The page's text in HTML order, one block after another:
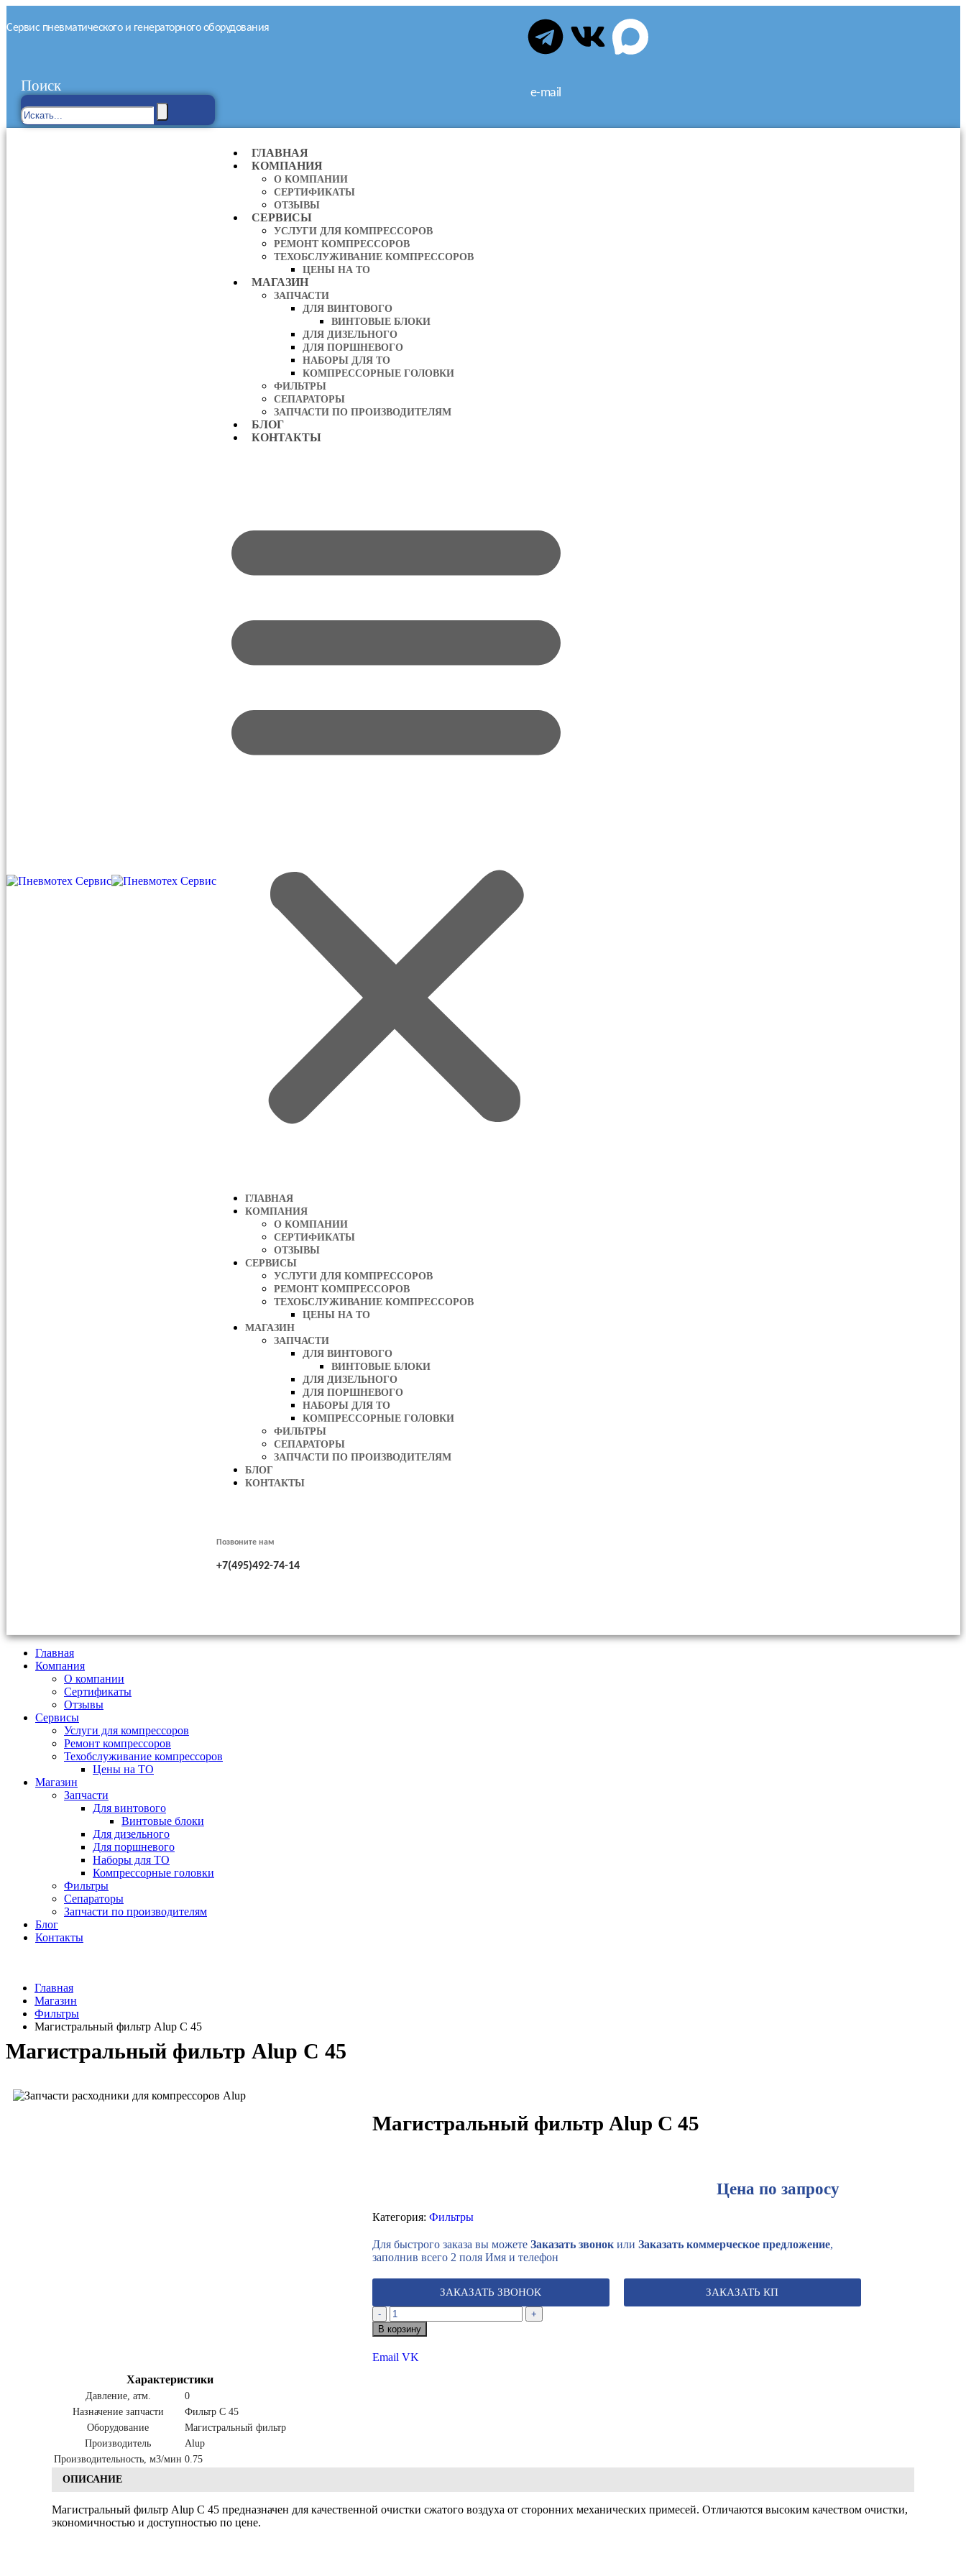
Сервис пневматического и генераторного оборудования
Поиск e-mail
ГЛАВНАЯ
КОМПАНИЯ
О КОМПАНИИ
СЕРТИФИКАТЫ
ОТЗЫВЫ
СЕРВИСЫ
УСЛУГИ ДЛЯ КОМПРЕССОРОВ
РЕМОНТ КОМПРЕССОРОВ
ТЕХОБСЛУЖИВАНИЕ КОМПРЕССОРОВ
ЦЕНЫ НА ТО
МАГАЗИН
ЗАПЧАСТИ
ДЛЯ ВИНТОВОГО
ВИНТОВЫЕ БЛОКИ
ДЛЯ ДИЗЕЛЬНОГО
ДЛЯ ПОРШНЕВОГО
НАБОРЫ ДЛЯ ТО
КОМПРЕССОРНЫЕ ГОЛОВКИ
ФИЛЬТРЫ
СЕПАРАТОРЫ
ЗАПЧАСТИ ПО ПРОИЗВОДИТЕЛЯМ
БЛОГ
КОНТАКТЫ
ГЛАВНАЯ
КОМПАНИЯ
О КОМПАНИИ
СЕРТИФИКАТЫ
ОТЗЫВЫ
СЕРВИСЫ
УСЛУГИ ДЛЯ КОМПРЕССОРОВ
РЕМОНТ КОМПРЕССОРОВ
ТЕХОБСЛУЖИВАНИЕ КОМПРЕССОРОВ
ЦЕНЫ НА ТО
МАГАЗИН
ЗАПЧАСТИ
ДЛЯ ВИНТОВОГО
ВИНТОВЫЕ БЛОКИ
ДЛЯ ДИЗЕЛЬНОГО
ДЛЯ ПОРШНЕВОГО
НАБОРЫ ДЛЯ ТО
КОМПРЕССОРНЫЕ ГОЛОВКИ
ФИЛЬТРЫ
СЕПАРАТОРЫ
ЗАПЧАСТИ ПО ПРОИЗВОДИТЕЛЯМ
БЛОГ
КОНТАКТЫ
Позвоните нам
+7(495)492-74-14
Главная
Компания
О компании
Сертификаты
Отзывы
Сервисы
Услуги для компрессоров
Ремонт компрессоров
Техобслуживание компрессоров
Цены на ТО
Магазин
Запчасти
Для винтового
Винтовые блоки
Для дизельного
Для поршневого
Наборы для ТО
Компрессорные головки
Фильтры
Сепараторы
Запчасти по производителям
Блог
Контакты
Главная
Магазин
Фильтры
Магистральный фильтр Alup C 45
Магистральный фильтр Alup C 45
Магистральный фильтр Alup C 45
Цена по запросу
Категория: Фильтры
Для быстрого заказа вы можете Заказать звонокили Заказать коммерческое предложение,
заполнив всего 2 поля Имя и телефон
ЗАКАЗАТЬ ЗВОНОК ЗАКАЗАТЬ КП
-
+
В корзину
Email VK
Характеристики
Давление, атм.
0
Назначение запчасти
Фильтр C 45
Оборудование
Магистральный фильтр
Производитель
Alup
Производительность, м3/мин 0.75
ОПИСАНИЕ
Магистральный фильтр Alup C 45 предназначен для качественной очистки сжатого воздуха от сторонних механических примесей. Отличаются высоким качеством очистки,
экономичностью и доступностью по цене.